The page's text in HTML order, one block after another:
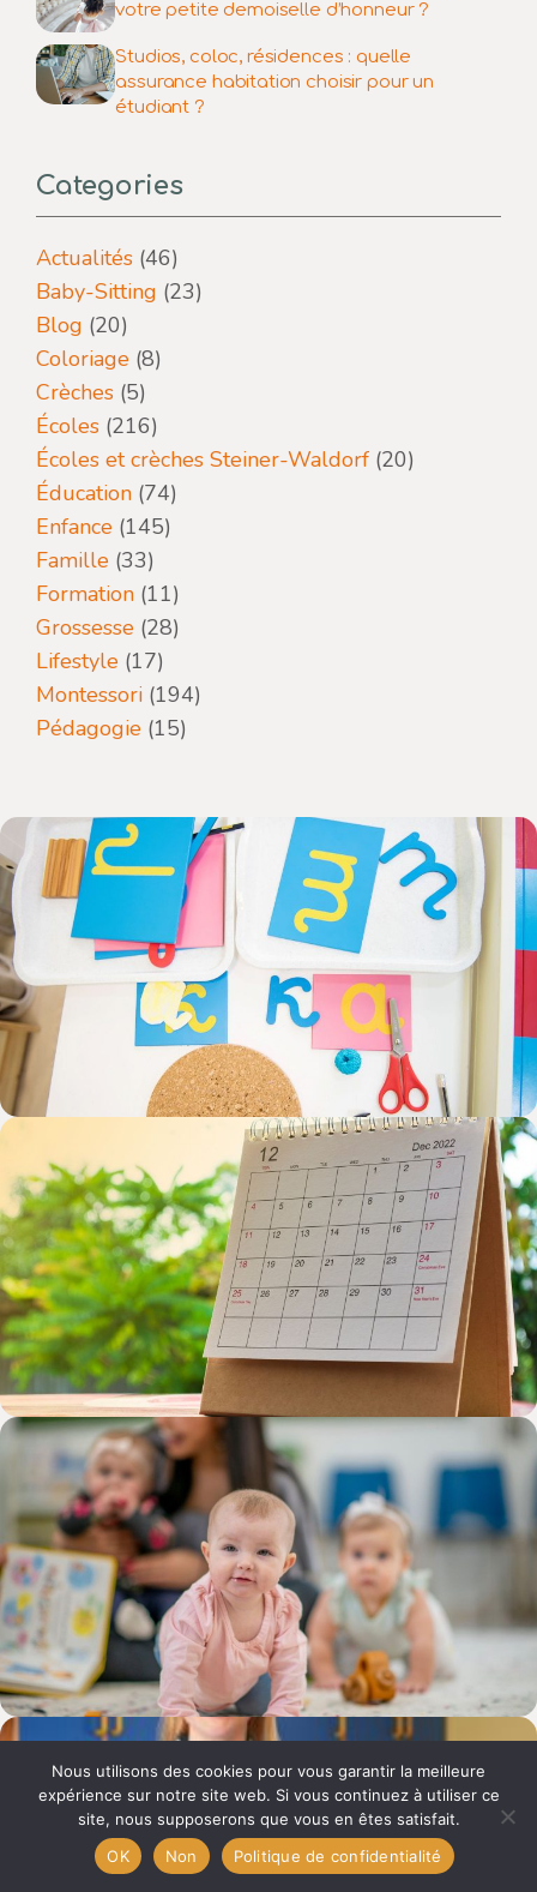
votre petite demoiselle d’honneur ?
Studios, coloc, résidences : quelle
assurance habitation choisir pour un
étudiant ?
Categories
Actualités (46)
Baby-Sitting (23)
Blog (20)
Coloriage (8)
Crèches (5)
Écoles (216)
Écoles et crèches Steiner-Waldorf (20)
Éducation (74)
Enfance (145)
Famille (33)
Formation (11)
Grossesse (28)
Lifestyle (17)
Montessori (194)
Pédagogie (15)
Nous utilisons des cookies pour vous garantir la meilleure
expérience sur notre site web. Si vous continuez à utiliser ce
site, nous supposerons que vous en êtes satisfait.
OK
Non Politique de confidentialité